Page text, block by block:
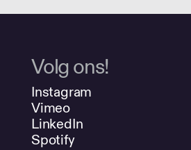
Volg ons!
Instagram
Vimeo
LinkedIn
Spotify